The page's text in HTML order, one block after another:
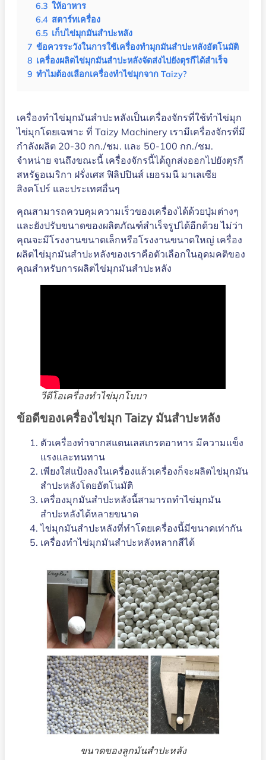
6.3 ให้อาหาร
6.4 สตาร์ทเครื่อง
6.5 เก็บไข่มุกมันสำปะหลัง
7 ข้อควรระวังในการใช้เครื่องทำมุกมันสำปะหลังอัตโนมัติ
8 เครื่องผลิตไข่มุกมันสำปะหลังจัดส่งไปยังตุรกีได้สำเร็จ
9 ทำไมต้องเลือกเครื่องทำไข่มุกจาก Taizy?
เครื่องทำไข่มุกมันสำปะหลังเป็นเครื่องจักรที่ใช้ทำไข่มุก
ไข่มุกโดยเฉพาะ ที่ Taizy Machinery เรามีเครื่องจักรที่มี
กำลังผลิต 20-30 กก./ชม. และ 50-100 กก./ชม.
จำหน่าย จนถึงขณะนี้ เครื่องจักรนี้ได้ถูกส่งออกไปยังตุรกี
สหรัฐอเมริกา ฝรั่งเศส ฟิลิปปินส์ เยอรมนี มาเลเซีย
สิงคโปร์ และประเทศอื่นๆ
คุณสามารถควบคุมความเร็วของเครื่องได้ด้วยปุ่มต่างๆ
และยังปรับขนาดของผลิตภัณฑ์สำเร็จรูปได้อีกด้วย ไม่ว่า
คุณจะมีโรงงานขนาดเล็กหรือโรงงานขนาดใหญ่ เครื่อง
ผลิตไข่มุกมันสำปะหลังของเราคือตัวเลือกในอุดมคติของ
คุณสำหรับการผลิตไข่มุกมันสำปะหลัง
วีดีโอเครื่องทำไข่มุกโบบา
ข้อดีของเครื่องไข่มุก Taizy มันสำปะหลัง
ตัวเครื่องทำจากสแตนเลสเกรดอาหาร มีความแข็ง
แรงและทนทาน
เพียงใส่แป้งลงในเครื่องแล้วเครื่องก็จะผลิตไข่มุกมัน
สำปะหลังโดยอัตโนมัติ
เครื่องมุกมันสำปะหลังนี้สามารถทำไข่มุกมัน
สำปะหลังได้หลายขนาด
ไข่มุกมันสำปะหลังที่ทำโดยเครื่องนี้มีขนาดเท่ากัน
เครื่องทำไข่มุกมันสำปะหลังหลากสีได้
ขนาดของลูกมันสำปะหลัง